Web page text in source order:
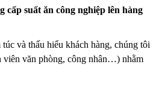
suất ăn công nghiệp lên hàng
và thấu hiểu khách hàng, chúng tôi
viên văn phòng, công nhân…) nhằm